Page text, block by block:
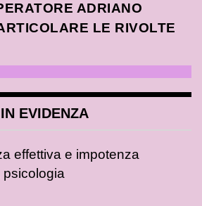
ADRIANO
LE RIVOLTE
IN EVIDENZA
effettiva e impotenza
psicologia